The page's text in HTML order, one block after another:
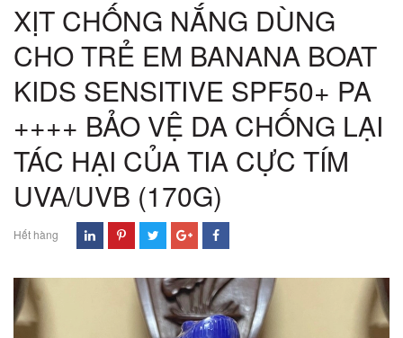
XỊT CHỐNG NẮNG DÙNG
CHO TRẺ EM BANANA BOAT
KIDS SENSITIVE SPF50+ PA
++++ BẢO VỆ DA CHỐNG LẠI
TÁC HẠI CỦA TIA CỰC TÍM
UVA/UVB (170G)
Hết hàng